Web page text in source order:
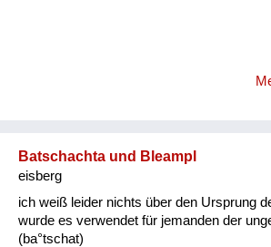
Batschachta und Bleampl
eisberg
ich weiß leider nichts über den Ursprung
wurde es verwendet für jemanden der
(ba°tschat)